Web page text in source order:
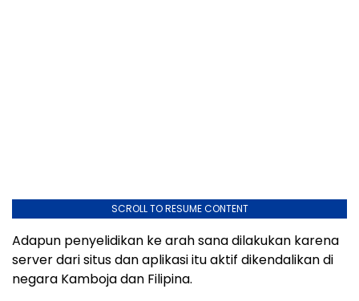
SCROLL TO RESUME CONTENT
Adapun penyelidikan ke arah sana dilakukan karena
server dari situs dan aplikasi itu aktif dikendalikan di
negara Kamboja dan Filipina.